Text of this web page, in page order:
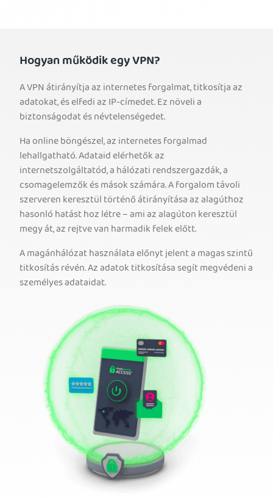
Hogyan működik egy VPN?
A VPN átirányítja az internetes forgalmat, titkosítja az
adatokat, és elfedi az IP-címedet. Ez növeli a
biztonságodat és névtelenségedet.
Ha online böngészel, az internetes forgalmad
lehallgatható. Adataid elérhetők az
internetszolgáltatód, a hálózati rendszergazdák, a
csomagelemzők és mások számára. A forgalom távoli
szerveren keresztül történő átirányítása az alagúthoz
hasonló hatást hoz létre – ami az alagúton keresztül
megy át, az rejtve van harmadik felek előtt.
A magánhálózat használata előnyt jelent a magas szintű
titkosítás révén. Az adatok titkosítása segít megvédeni a
személyes adataidat.